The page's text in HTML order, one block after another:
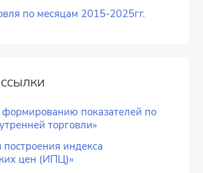
по месяцам 2015-2025гг.
показателей по
торговли»
индекса
цен (ИПЦ)»